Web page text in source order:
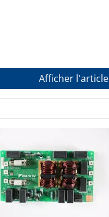
Afficher l'article